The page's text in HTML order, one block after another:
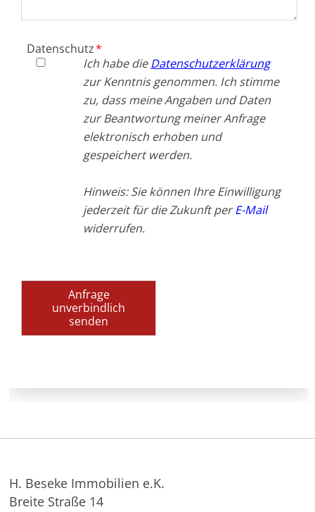
Pflichtfeld
Datenschutz*
Ich habe dieDatenschutzerklärung
zur Kenntnis genommen. Ich stimme
zu, dass meine Angaben und Daten
zur Beantwortung meiner Anfrage
elektronisch erhoben und
gespeichert werden.
Hinweis: Sie können Ihre Einwilligung
jederzeit für die Zukunft perE-Mail
widerrufen.
Anfrage
unverbindlich
senden
H. Beseke Immobilien e.K.
Breite Straße 14